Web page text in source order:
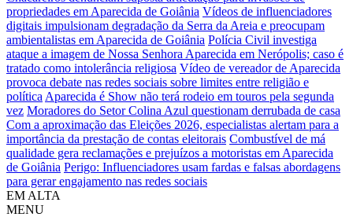
propriedades em Aparecida de Goiânia Vídeos de influenciadores
digitais impulsionam degradação da Serra da Areia e preocupam
ambientalistas em Aparecida de Goiânia Polícia Civil investiga
ataque a imagem de Nossa Senhora Aparecida em Nerópolis; caso é
tratado como intolerância religiosa Vídeo de vereador de Aparecida
provoca debate nas redes sociais sobre limites entre religião e
política Aparecida é Show não terá rodeio em touros pela segunda
vez Moradores do Setor Colina Azul questionam derrubada de casa
Com a aproximação das Eleições 2026, especialistas alertam para a
importância da prestação de contas eleitorais Combustível de má
qualidade gera reclamações e prejuízos a motoristas em Aparecida
de Goiânia Perigo: Influenciadores usam fardas e falsas abordagens
para gerar engajamento nas redes sociais
EM ALTA
MENU